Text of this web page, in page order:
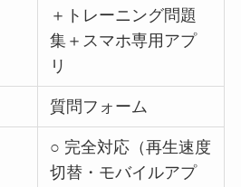
＋トレーニング問題
集＋スマホ専用アプ
リ
質問フォーム
○ 完全対応（再生速度
切替・モバイルアプ